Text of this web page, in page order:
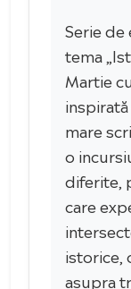
Serie
tema
Martie
mare
o
diferite,
care
istorice,
asupra